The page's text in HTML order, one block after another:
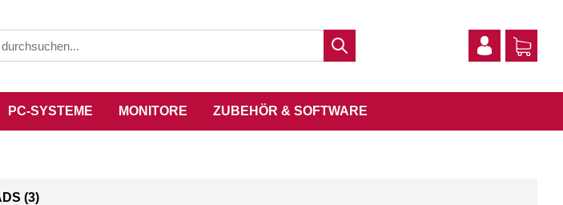
PC-SYSTEME MONITORE ZUBEHÖR & SOFTWARE
(3)